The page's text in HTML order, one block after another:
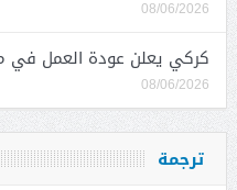
08/06/2026
كركي يعلن عودة العمل في
08/06/2026
ترجمة